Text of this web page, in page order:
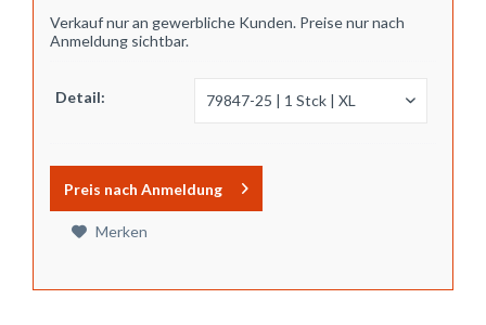
Verkauf nur an gewerbliche Kunden. Preise nur nach
Anmeldung sichtbar.
Detail:
Preis nach Anmeldung
Merken